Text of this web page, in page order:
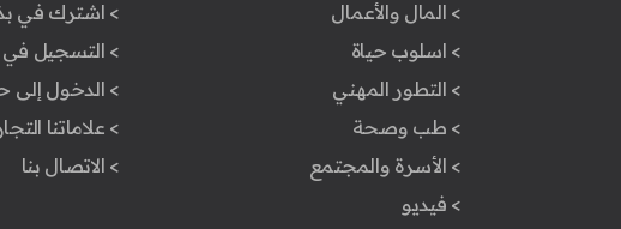
> المال والأعمال
> اسلوب حياة
> التطور المهني
> طب وصحة
> الأسرة والمجتمع
> فيديو
> اشترك في
> التسجيل في
> الدخول إلى
> علاماتنا
> الاتصال بنا